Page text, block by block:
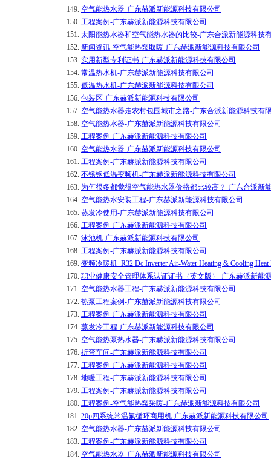
149. 空气能热水器-广东赫派新能源科技有限公司
150. 工程案例-广东赫派新能源科技有限公司
151. 太阳能热水器和空气能热水器的比较-广东合派新能源科技
152. 新闻资讯-空气能热泵取暖-广东赫派新能源科技有限公司
153. 实用新型专利证书-广东赫派新能源科技有限公司
154. 常温热水机-广东赫派新能源科技有限公司
155. 低温热水机-广东赫派新能源科技有限公司
156. 包装区-广东赫派新能源科技有限公司
157. 空气能热水器走农村包围城市之路-广东合派新能源科技有
158. 空气能热水器-广东赫派新能源科技有限公司
159. 工程案例-广东赫派新能源科技有限公司
160. 空气能热水器-广东赫派新能源科技有限公司
161. 工程案例-广东赫派新能源科技有限公司
162. 不锈钢低温变频机-广东赫派新能源科技有限公司
163. 为何很多都觉得空气能热水器价格都比较高？-广东合派新
164. 空气能热水安装工程-广东赫派新能源科技有限公司
165. 蒸发冷使用-广东赫派新能源科技有限公司
166. 工程案例-广东赫派新能源科技有限公司
167. 泳池机-广东赫派新能源科技有限公司
168. 工程案例-广东赫派新能源科技有限公司
169. 变频冷暖机_R32 Dc Inverter Air-Water Heating & Cooling Heat
170. 职业健康安全管理体系认证证书（英文版）-广东赫派新能
171. 空气能热水器工程-广东赫派新能源科技有限公司
172. 热泵工程案例-广东赫派新能源科技有限公司
173. 工程案例-广东赫派新能源科技有限公司
174. 蒸发冷工程-广东赫派新能源科技有限公司
175. 空气能热泵热水器-广东赫派新能源科技有限公司
176. 折弯车间-广东赫派新能源科技有限公司
177. 工程案例-广东赫派新能源科技有限公司
178. 地暖工程-广东赫派新能源科技有限公司
179. 工程案例-广东赫派新能源科技有限公司
180. 工程案例-空气能热泵采暖-广东赫派新能源科技有限公司
181. 20p四系统常温氟循环商用机-广东赫派新能源科技有限公司
182. 空气能热水器-广东赫派新能源科技有限公司
183. 工程案例-广东赫派新能源科技有限公司
184. 空气能热水器-广东赫派新能源科技有限公司